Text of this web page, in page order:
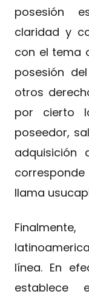
posesión
claridad y
con el tema
posesión
otros
por cierto
poseedor,
adquisición
llama
línea. En
establece